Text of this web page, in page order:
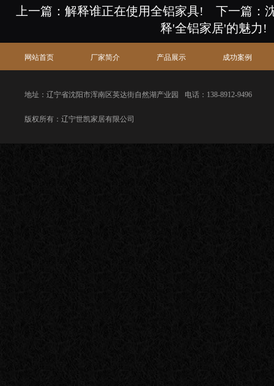
上一篇：解释谁正在使用全铝家具! 下一篇：
释'全铝家居'的魅力!
网站首页 厂家简介 产品展示 成功案例
地址：辽宁省沈阳市浑南区英达街自然湖产业园 电话：138-8912-9496
版权所有：辽宁世凯家居有限公司